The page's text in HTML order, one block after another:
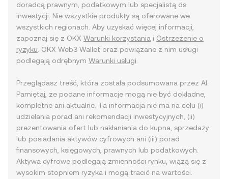
doradcą prawnym, podatkowym lub specjalistą ds.
inwestycji. Nie wszystkie produkty są oferowane we
wszystkich regionach. Aby uzyskać więcej informacji,
zapoznaj się z OKX Warunki korzystania i Ostrzeżenie o
ryzyku . OKX Web3 Wallet oraz powiązane z nim usługi
podlegają odrębnym Warunki usługi
Przeglądasz treść, która została podsumowana przez AI.
Pamiętaj, że podane informacje mogą nie być dokładne,
kompletne ani aktualne. Ta informacja nie ma na celu (i)
udzielania porad ani rekomendacji inwestycyjnych, (ii)
prezentowania ofert lub nakłaniania do kupna, sprzedaży
lub posiadania aktywów cyfrowych ani (iii) porad
finansowych, księgowych, prawnych lub podatkowych.
Aktywa cyfrowe podlegają zmienności rynku, wiążą się z
wysokim stopniem ryzyka i mogą tracić na wartości.